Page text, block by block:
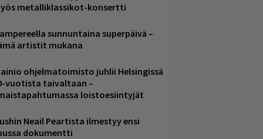
metalliklassikot-konsertti
sunnuntaina superpäivä –
artistit mukana
ohjelmatoimisto juhlii Helsingissä
vuotista taivaltaan –
loistoesiintyjät
Neail Peartista ilmestyy ensi
dokumentti